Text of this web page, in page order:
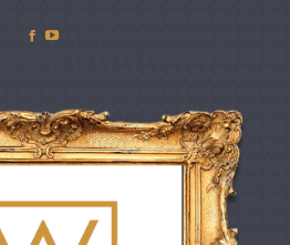
Facebook